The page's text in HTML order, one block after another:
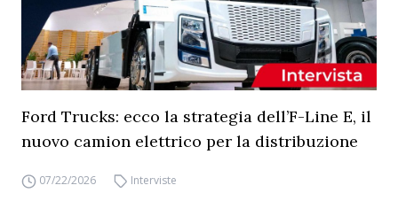
Ford Trucks: ecco la strategia dell’F-Line E, il
nuovo camion elettrico per la distribuzione
07/22/2026 Interviste